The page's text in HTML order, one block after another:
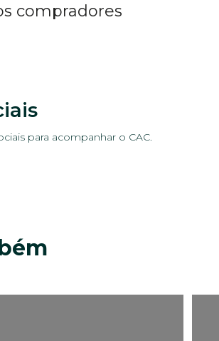
compradores
para acompanhar o CAC.